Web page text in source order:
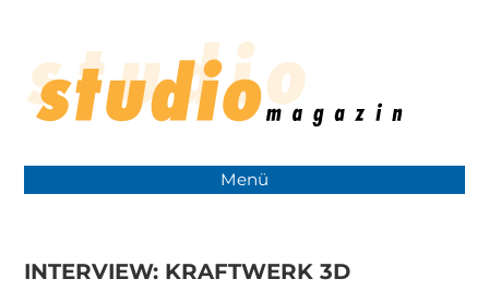
Menü
INTERVIEW: KRAFTWERK 3D